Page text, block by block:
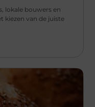
lokale bouwers en
kiezen van de juiste